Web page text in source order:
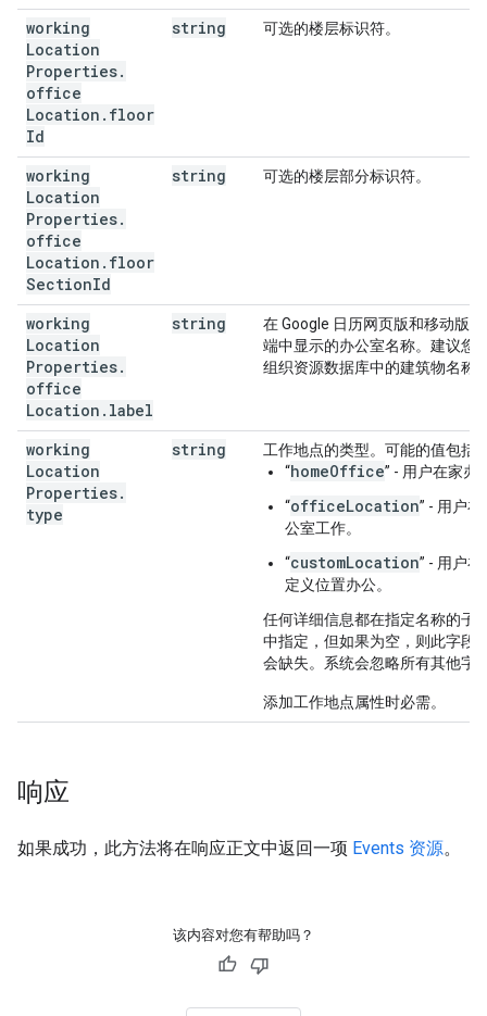
working
Location
Properties.
office
Location . floor
Id
string 可选的楼层标识符。
working
Location
Properties.
office
Location . floor
SectionId
string 可选的楼层部分标识符。
working
Location
Properties.
office
Location . label
string
在 Google 日历网页版和移动版
端中显示的办公室名称。建议您
组织资源数据库中的建筑物名称
working
Location
Properties.
type
string
工作地点的类型。可能的值包括
“homeOffice” - 用户在家办
“officeLocation” - 用户在
公室工作。
“customLocation” - 用户在
定义位置办公。
任何详细信息都在指定名称的子
中指定，但如果为空，则此字段
会缺失。系统会忽略所有其他字
添加工作地点属性时必需。
响应
如果成功，此方法将在响应正文中返回一项 Events 资源。
该内容对您有帮助吗？